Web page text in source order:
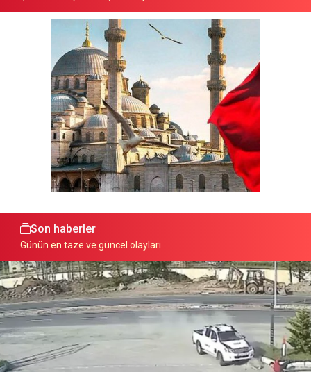
Son haberler
Günün en taze ve güncel olayları